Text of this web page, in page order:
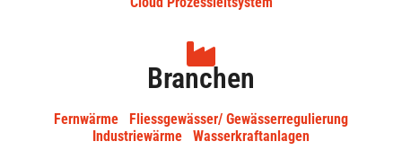
Branchen
Fernwärme
Fliessgewässer/ Gewässerregulierung
Industriewärme
Wasserkraftanlagen